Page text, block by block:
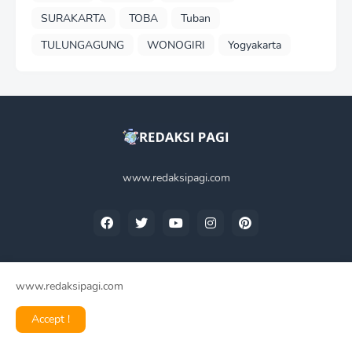
SURAKARTA
TOBA
Tuban
TULUNGAGUNG
WONOGIRI Yogyakarta
www.redaksipagi.com
Home Tentang Kami
www.redaksipagi.com
Accept !